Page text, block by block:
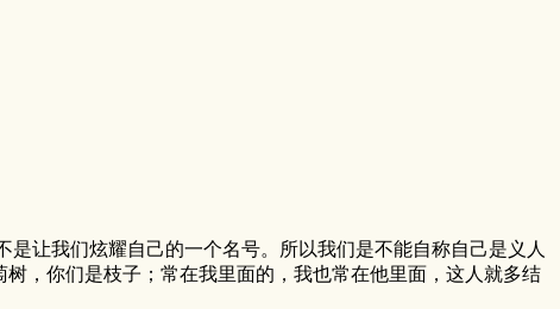
让我们炫耀自己的一个名号。所以我们是不能自称自己是义人
，你们是枝子；常在我里面的，我也常在他里面，这人就多结